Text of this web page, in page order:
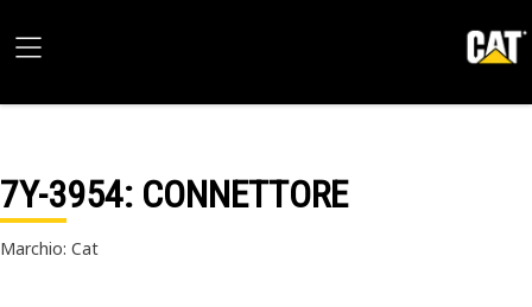
7Y-3954: CONNETTORE
Marchio: Cat